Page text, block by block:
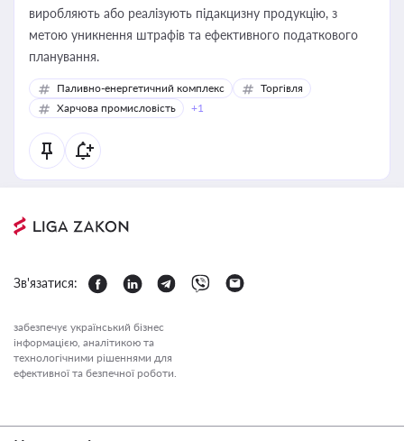
виробляють або реалізують підакцизну продукцію, з
метою уникнення штрафів та ефективного податкового
планування.
Паливно-енергетичний комплекс
Торгівля
Харчова промисловість
+1
Зв'язатися:
забезпечує український бізнес
інформацією, аналітикою та
технологічними рішеннями для
ефективної та безпечної роботи.